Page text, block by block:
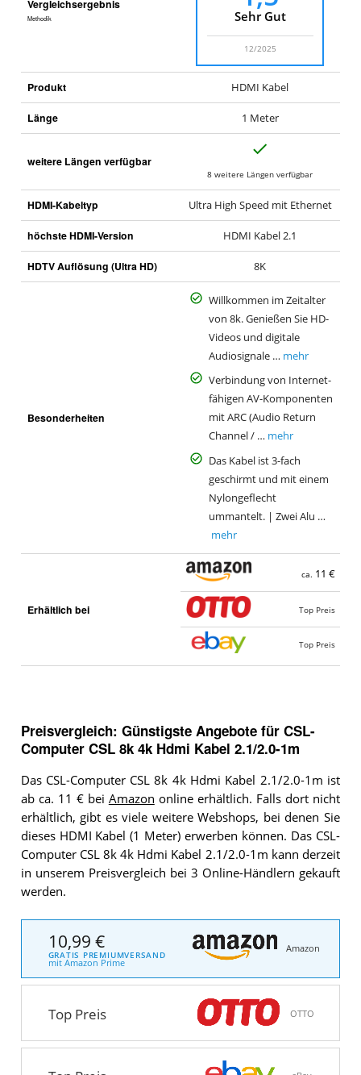
Vergleichsergebnis
Methodik Sehr Gut
12/2025
Produkt HDMI Kabel
Länge 1 Meter
weitere Längen verfügbar
8 weitere Längen verfügbar
HDMI-Kabeltyp Ultra High Speed mit Ethernet
höchste HDMI-Version HDMI Kabel 2.1
HDTV Auflösung (Ultra HD) 8K
Besonderheiten
Willkommen im Zeitalter
von 8k. Genießen Sie HD-
Videos und digitale
Audiosignale … mehr
Verbindung von Internet-
fähigen AV-Komponenten
mit ARC (Audio Return
Channel / … mehr
Das Kabel ist 3-fach
geschirmt und mit einem
Nylongeflecht
ummantelt. | Zwei Alu …
mehr
Erhältlich bei
ca. 11 €
Top Preis
Top Preis
Preisvergleich: Günstigste Angebote für CSL-
Computer CSL 8k 4k Hdmi Kabel 2.1/2.0-1m
Das CSL-Computer CSL 8k 4k Hdmi Kabel 2.1/2.0-1m ist
ab ca. 11 € bei Amazon online erhältlich. Falls dort nicht
erhältlich, gibt es viele weitere Webshops, bei denen Sie
dieses HDMI Kabel (1 Meter) erwerben können. Das CSL-
Computer CSL 8k 4k Hdmi Kabel 2.1/2.0-1m kann derzeit
in unserem Preisvergleich bei 3 Online-Händlern gekauft
werden.
10,99 €
GRATIS PREMIUMVERSAND
mit Amazon Prime
Amazon
Top Preis OTTO